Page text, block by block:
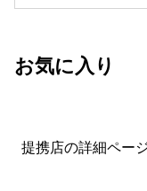
お気に入り
提携店の詳細ペー